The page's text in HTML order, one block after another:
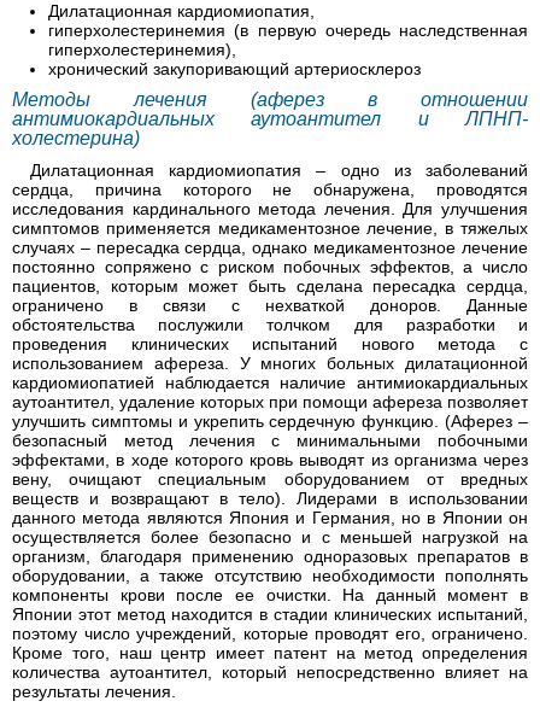
Дилатационная кардиомиопатия,
гиперхолестеринемия (в первую очередь наследственная
гиперхолестеринемия),
хронический закупоривающий артериосклероз
Методы лечения (аферез в отношении
антимиокардиальных аутоантител и ЛПНП-
холестерина)
Дилатационная кардиомиопатия – одно из заболеваний
сердца, причина которого не обнаружена, проводятся
исследования кардинального метода лечения. Для улучшения
симптомов применяется медикаментозное лечение, в тяжелых
случаях – пересадка сердца, однако медикаментозное лечение
постоянно сопряжено с риском побочных эффектов, а число
пациентов, которым может быть сделана пересадка сердца,
ограничено в связи с нехваткой доноров. Данные
обстоятельства послужили толчком для разработки и
проведения клинических испытаний нового метода с
использованием афереза. У многих больных дилатационной
кардиомиопатией наблюдается наличие антимиокардиальных
аутоантител, удаление которых при помощи афереза позволяет
улучшить симптомы и укрепить сердечную функцию. (Аферез –
безопасный метод лечения с минимальными побочными
эффектами, в ходе которого кровь выводят из организма через
вену, очищают специальным оборудованием от вредных
веществ и возвращают в тело). Лидерами в использовании
данного метода являются Япония и Германия, но в Японии он
осуществляется более безопасно и с меньшей нагрузкой на
организм, благодаря применению одноразовых препаратов в
оборудовании, а также отсутствию необходимости пополнять
компоненты крови после ее очистки. На данный момент в
Японии этот метод находится в стадии клинических испытаний,
поэтому число учреждений, которые проводят его, ограничено.
Кроме того, наш центр имеет патент на метод определения
количества аутоантител, который непосредственно влияет на
результаты лечения.